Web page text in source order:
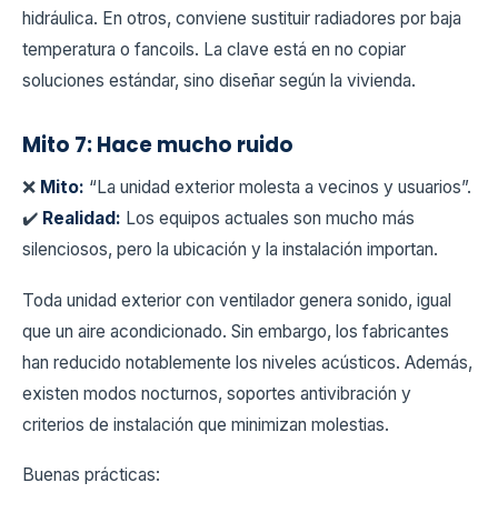
hidráulica. En otros, conviene sustituir radiadores por baja
temperatura o fancoils. La clave está en no copiar
soluciones estándar, sino diseñar según la vivienda.
Mito 7: Hace mucho ruido
❌ Mito: “La unidad exterior molesta a vecinos y usuarios”.
✔️ Realidad: Los equipos actuales son mucho más
silenciosos, pero la ubicación y la instalación importan.
Toda unidad exterior con ventilador genera sonido, igual
que un aire acondicionado. Sin embargo, los fabricantes
han reducido notablemente los niveles acústicos. Además,
existen modos nocturnos, soportes antivibración y
criterios de instalación que minimizan molestias.
Buenas prácticas: